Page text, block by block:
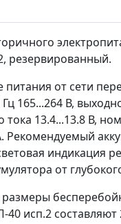
резервированный.
от сети
Гц 165...264 В,
тока 13.4...13.8 В,
Рекомендуемый
индикация
от
40 исп.2